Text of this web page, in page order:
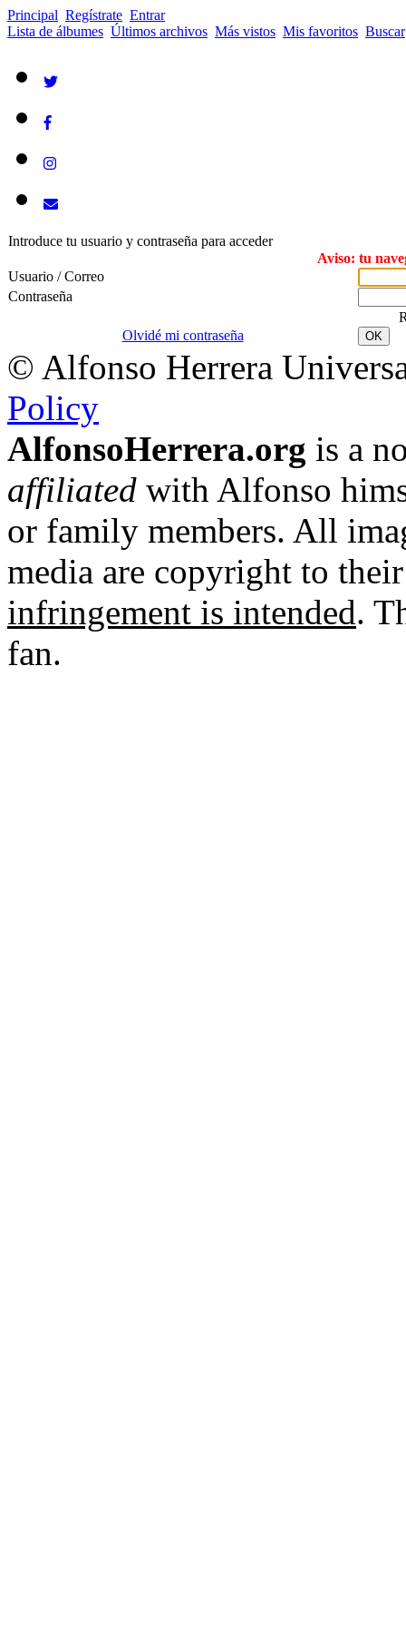
Principal Regístrate Entrar
Lista de álbumes Últimos archivos Más vistos Mis favoritos Buscar
Introduce tu usuario y contraseña para acceder
Aviso: tu
Usuario / Correo
Contraseña
Olvidé mi contraseña
OK
© Alfonso Herrera
Policy
AlfonsoHerrera.org is a
affiliated with Alfonso
or family members. All
media are copyright to
infringement is intended.
fan.